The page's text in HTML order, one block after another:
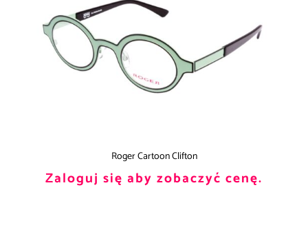
Roger Cartoon Clifton
Zaloguj się aby zobaczyć cenę.